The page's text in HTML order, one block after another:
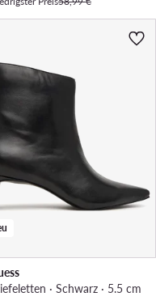
· Schwarz · 5.5 cm